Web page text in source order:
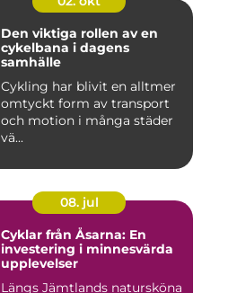
Den viktiga rollen av en
cykelbana i dagens
samhälle
Cykling har blivit en alltmer
omtyckt form av transport
och motion i många städer
vä...
08. jul
Cyklar från Åsarna: En
investering i minnesvärda
upplevelser
Längs Jämtlands natursköna